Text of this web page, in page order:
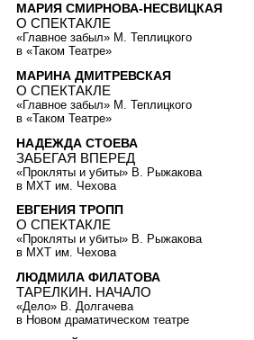
МАРИЯ СМИРНОВА-НЕСВИЦКАЯ
О СПЕКТАКЛЕ
«Главное забыл» М. Теплицкого
в «Таком Театре»
МАРИНА ДМИТРЕВСКАЯ
О СПЕКТАКЛЕ
«Главное забыл» М. Теплицкого
в «Таком Театре»
НАДЕЖДА СТОЕВА
ЗАБЕГАЯ ВПЕРЕД
«Прокляты и убиты» В. Рыжакова
в МХТ им. Чехова
ЕВГЕНИЯ ТРОПП
О СПЕКТАКЛЕ
«Прокляты и убиты» В. Рыжакова
в МХТ им. Чехова
ЛЮДМИЛА ФИЛАТОВА
ТАРЕЛКИН. НАЧАЛО
«Дело» В. Долгачева
в Новом драматическом театре